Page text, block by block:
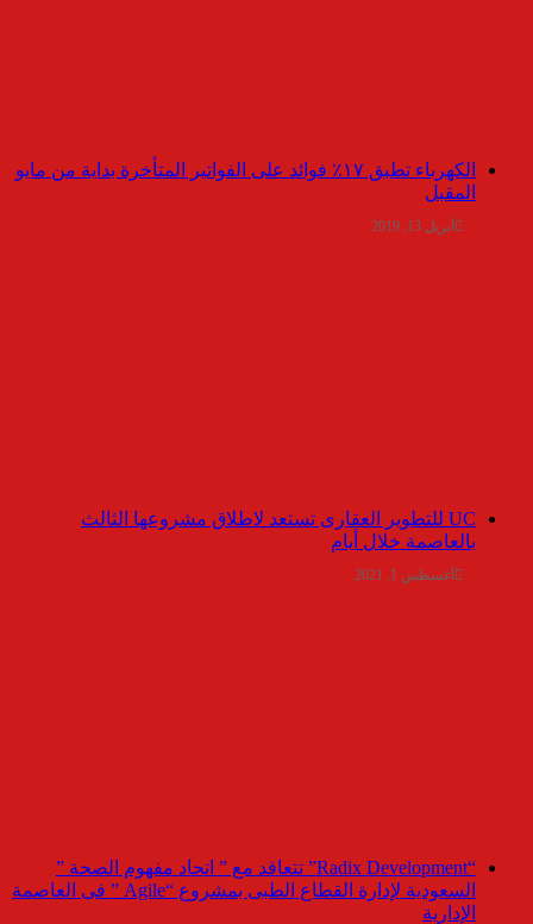
الكهرباء تطبق ١٧٪ فوائد على الفواتير المتأخرة بداية من مايو
المقبل
أبريل 13, 2019
UC للتطوير العقارى تستعد لاطلاق مشروعها الثالث
بالعاصمة خلال أيام
أغسطس 1, 2021
“Radix Development” تتعاقد مع ” اتحاد مفهوم الصحة ”
السعودية لإدارة القطاع الطبى بمشروع “Agile ” فى العاصمة
الإدارية